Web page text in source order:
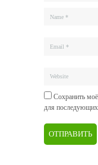
Сохранить
для